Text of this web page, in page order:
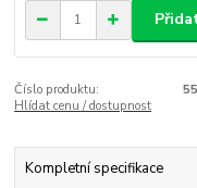
Číslo produktu:
Hlídat cenu / dostupnost
Kompletní specifikace